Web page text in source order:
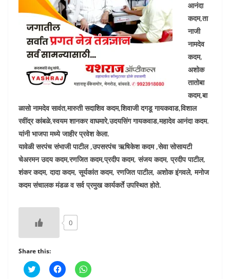
आनंदा
कदम,ता
नाजी
नामदेव
कदम,
अशोक
तातोबा
कदम,बा
ळासो नामदेव सावंत,मारुती सदाशिव कदम,शिवाजी दगडू गायकवाड,विशाल
रवींद्र कांबळे,स्वयम शानकर वाघमारे,उदयसिंग गायकवाड,महादेव आनंदा कदम.
यांनी भाजपा मध्ये जाहीर प्रवेश केला.
यावेळी सरपंच संभाजी पाटील ,उपसरपंच ऋषिकेश कदम ,सेवा सोसायटी
चेअरमन उदय कदम,रणजित कदम,प्रदीप कदम, संजय कदम, प्रदीप पाटील,
शंकर कदम, दादा कदम, सूर्यकांत कदम, रणजित पाटील, अशोक इंगवले, मनोज
कदम संचालक मंडळ व सर्व प्रमुख कार्यकर्ते उपस्थित होते.
0
Share this:
C
l
C
l
C
l